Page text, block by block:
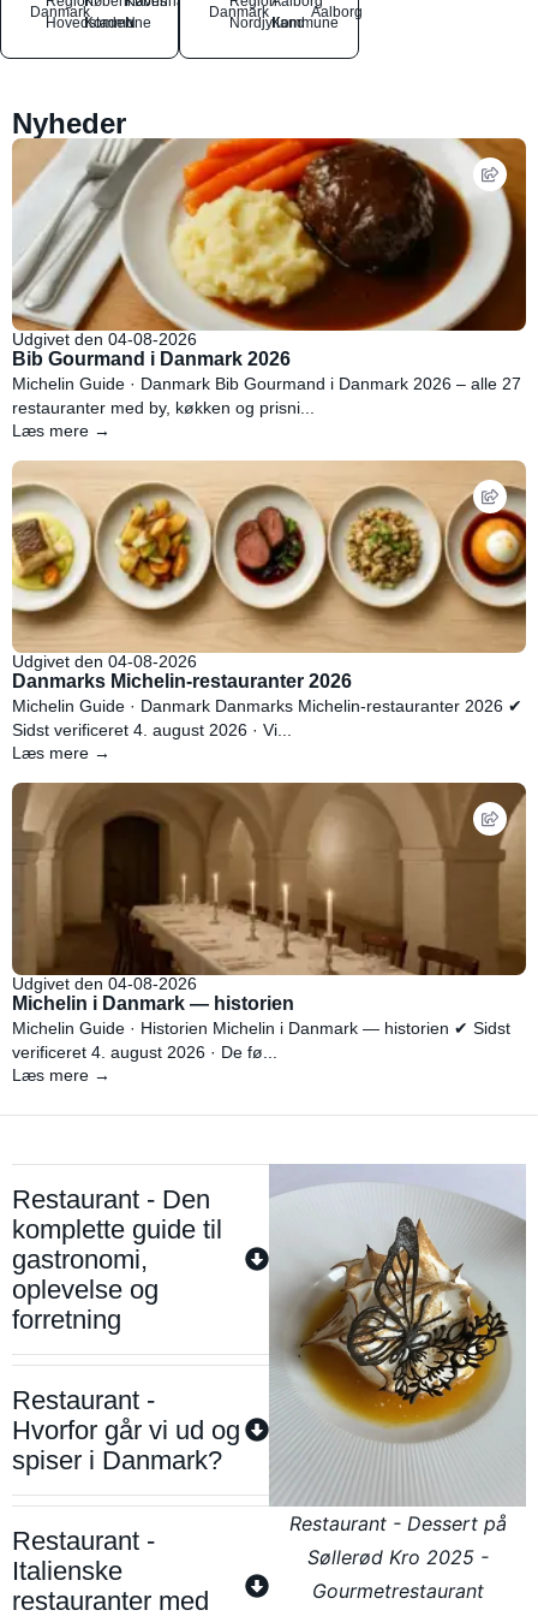
Danmark
Hovedstaden
Kommune
N
Danmark
NordjyllandKommune
Aalborg
Nyheder
Udgivet den 04-08-2026
Bib Gourmand i Danmark 2026
Michelin Guide · Danmark Bib Gourmand i Danmark 2026 – alle 27
restauranter med by, køkken og prisni...
Læs mere →
Udgivet den 04-08-2026
Danmarks Michelin-restauranter 2026
Michelin Guide · Danmark Danmarks Michelin-restauranter 2026 ✔
Sidst verificeret 4. august 2026 · Vi...
Læs mere →
Udgivet den 04-08-2026
Michelin i Danmark — historien
Michelin Guide · Historien Michelin i Danmark — historien ✔ Sidst
verificeret 4. august 2026 · De fø...
Læs mere →
Restaurant - Den
komplette guide til
gastronomi,
oplevelse og
forretning
Restaurant -
Hvorfor går vi ud og
spiser i Danmark?
Restaurant -
Italienske
restauranter med
Restaurant - Dessert på
Søllerød Kro 2025 -
Gourmetrestaurant